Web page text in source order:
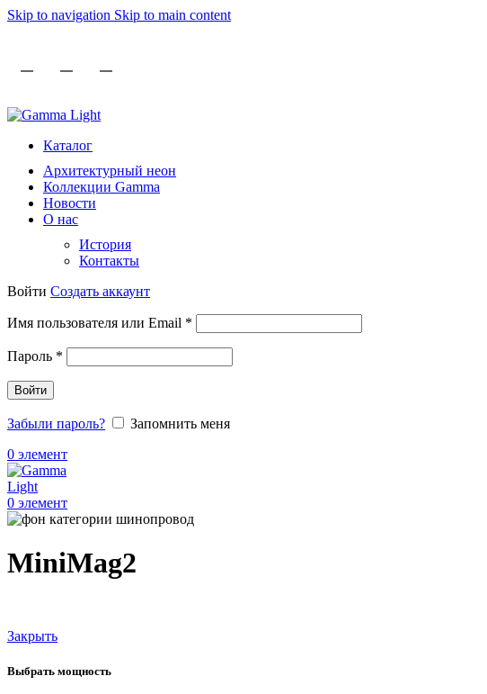
Skip to navigation Skip to main content
Каталог
Архитектурный неон
Коллекции Gamma
Новости
О нас
История
Контакты
Войти Создать аккаунт
Имя пользователя или Email *
Пароль *
Войти
Забыли пароль?
Запомнить меня
0 элемент
0 элемент
MiniMag2
Закрыть
Выбрать мощность